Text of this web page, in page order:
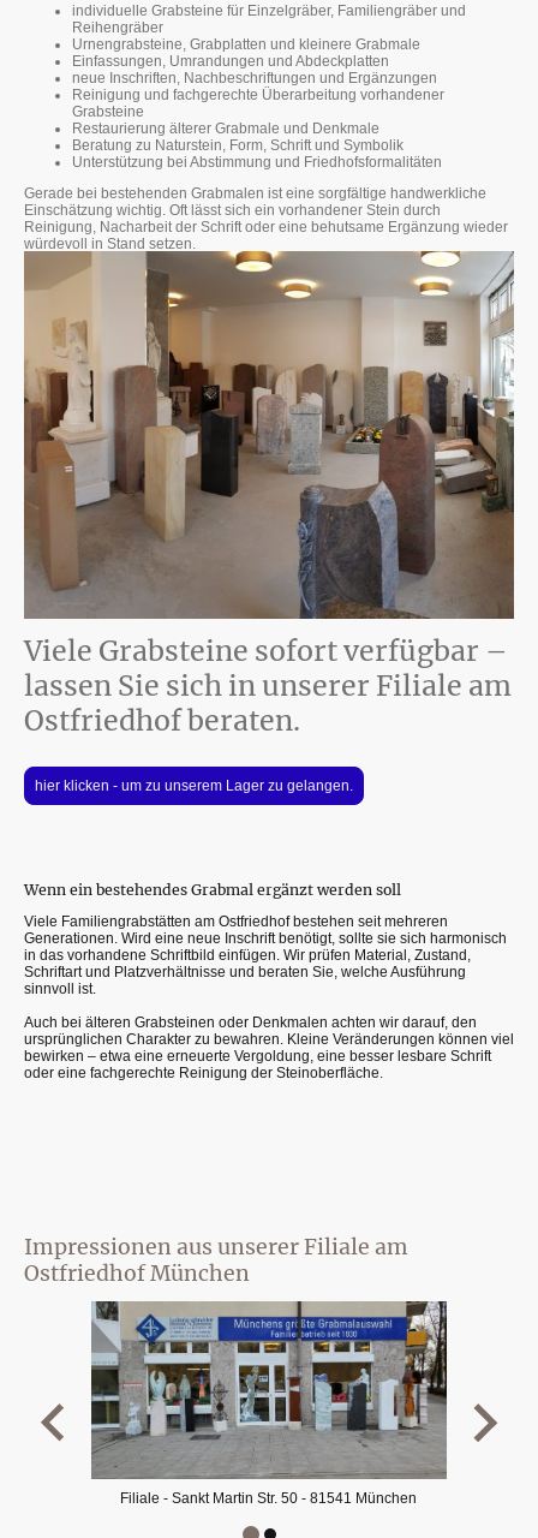
individuelle Grabsteine für Einzelgräber, Familiengräber und
Reihengräber
Urnengrabsteine, Grabplatten und kleinere Grabmale
Einfassungen, Umrandungen und Abdeckplatten
neue Inschriften, Nachbeschriftungen und Ergänzungen
Reinigung und fachgerechte Überarbeitung vorhandener
Grabsteine
Restaurierung älterer Grabmale und Denkmale
Beratung zu Naturstein, Form, Schrift und Symbolik
Unterstützung bei Abstimmung und Friedhofsformalitäten
Gerade bei bestehenden Grabmalen ist eine sorgfältige handwerkliche
Einschätzung wichtig. Oft lässt sich ein vorhandener Stein durch
Reinigung, Nacharbeit der Schrift oder eine behutsame Ergänzung wieder
würdevoll in Stand setzen.
Viele Grabsteine sofort verfügbar –
lassen Sie sich in unserer Filiale am
Ostfriedhof beraten.
hier klicken - um zu unserem Lager zu gelangen.
Wenn ein bestehendes Grabmal ergänzt werden soll
Viele Familiengrabstätten am Ostfriedhof bestehen seit mehreren
Generationen. Wird eine neue Inschrift benötigt, sollte sie sich harmonisch
in das vorhandene Schriftbild einfügen. Wir prüfen Material, Zustand,
Schriftart und Platzverhältnisse und beraten Sie, welche Ausführung
sinnvoll ist.
Auch bei älteren Grabsteinen oder Denkmalen achten wir darauf, den
ursprünglichen Charakter zu bewahren. Kleine Veränderungen können viel
bewirken – etwa eine erneuerte Vergoldung, eine besser lesbare Schrift
oder eine fachgerechte Reinigung der Steinoberfläche.
Impressionen aus unserer Filiale am
Ostfriedhof München
Filiale - Sankt Martin Str. 50 - 81541 München